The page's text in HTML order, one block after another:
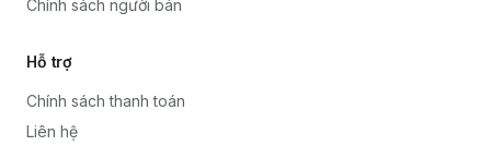
Chính sách người bán
Hỗ trợ
Chính sách thanh toán
Liên hệ